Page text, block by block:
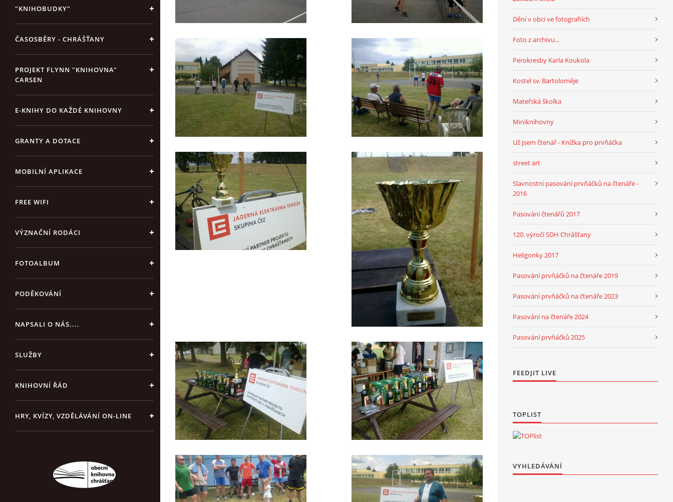
"KNIHOBUDKY"
ČASOSBĚRY - CHRÁŠŤANY
PROJEKT FLYNN "KNIHOVNA"
CARSEN
E-KNIHY DO KAŽDÉ KNIHOVNY
GRANTY A DOTACE
MOBILNÍ APLIKACE
FREE WIFI
VÝZNAČNÍ RODÁCI
FOTOALBUM
PODĚKOVÁNÍ
NAPSALI O NÁS....
SLUŽBY
KNIHOVNÍ ŘÁD
HRY, KVÍZY, VZDĚLÁVÁNÍ ON-LINE
Dění v obci ve fotografiích
Foto z archivu...
Perokresby Karla Koukola
Kostel sv. Bartoloměje
Mateřská školka
Miniknihovny
Už jsem čtenář - Knížka pro prvňáčka
street art
Slavnostní pasování prvňáčků na čtenáře -
2016
Pasování čtenářů 2017
120. výročí SDH Chrášťany
Heligonky 2017
Pasování prvňáčků na čtenáře 2019
Pasování prvňáčků na čtenáře 2023
Pasování na čtenáře 2024
Pasování prvňáčků 2025
FEEDJIT LIVE
TOPLIST
VYHLEDÁVÁNÍ